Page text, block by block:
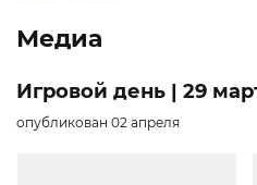
Медиа
Игровой день | 29
опубликован 02 апреля